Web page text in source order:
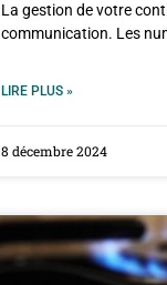
La gestion de votre
communication. Les
LIRE PLUS »
8 décembre 2024